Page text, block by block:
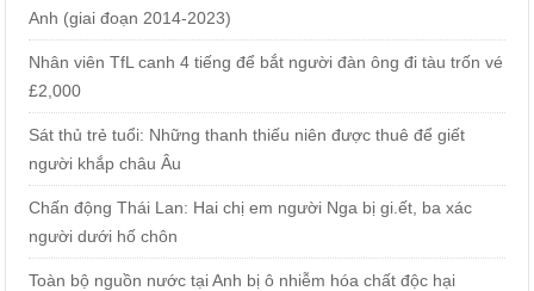
Anh (giai đoạn 2014-2023)
Nhân viên TfL canh 4 tiếng để bắt người đàn ông đi tàu trốn vé
£2,000
Sát thủ trẻ tuổi: Những thanh thiếu niên được thuê để giết
người khắp châu Âu
Chấn động Thái Lan: Hai chị em người Nga bị gi.ết, ba xác
người dưới hố chôn
Toàn bộ nguồn nước tại Anh bị ô nhiễm hóa chất độc hại